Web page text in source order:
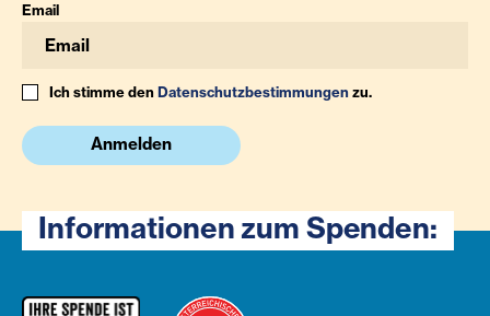
Email
Ich stimme denDatenschutzbestimmungenzu.
Anmelden
Informationen zum Spenden: